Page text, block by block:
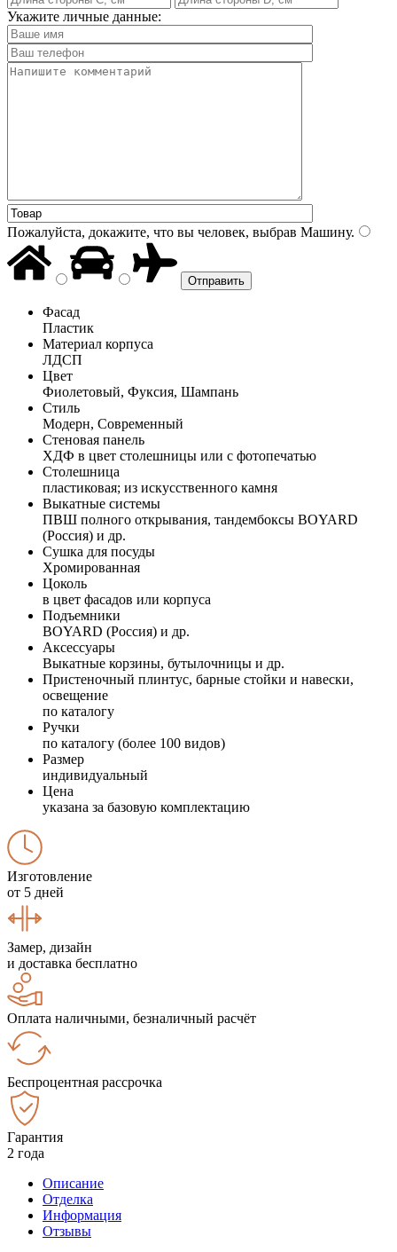
Укажите личные данные:
Пожалуйста, докажите, что вы человек, выбрав Машину.
Фасад
Пластик
Материал корпуса
ЛДСП
Цвет
Фиолетовый, Фуксия, Шампань
Стиль
Модерн, Современный
Стеновая панель
ХДФ в цвет столешницы или с фотопечатью
Столешница
пластиковая; из искусственного камня
Выкатные системы
ПВШ полного открывания, тандембоксы BOYARD
(Россия) и др.
Сушка для посуды
Хромированная
Цоколь
в цвет фасадов или корпуса
Подъемники
BOYARD (Россия) и др.
Аксессуары
Выкатные корзины, бутылочницы и др.
Пристеночный плинтус, барные стойки и навески,
освещение
по каталогу
Ручки
по каталогу (более 100 видов)
Размер
индивидуальный
Цена
указана за базовую комплектацию
Изготовление
от 5 дней
Замер, дизайн
и доставка бесплатно
Оплата наличными, безналичный расчёт
Беспроцентная рассрочка
Гарантия
2 года
Описание
Отделка
Информация
Отзывы